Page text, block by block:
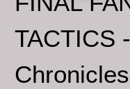
TACTICS
Chronicles